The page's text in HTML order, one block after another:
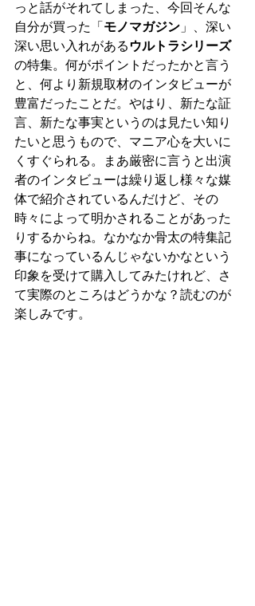
っと話がそれてしまった、今回そんな
自分が買った「 モノマガジン」、深い
深い思い入れがある ウルトラシリーズ
の特集。何がポイントだったかと言う
と、何より新規取材のインタビューが
豊富だったことだ。やはり、新たな証
言、新たな事実というのは見たい知り
たいと思うもので、マニア心を大いに
くすぐられる。まあ厳密に言うと出演
者のインタビューは繰り返し様々な媒
体で紹介されているんだけど、その
時々によって明かされることがあった
りするからね。なかなか骨太の特集記
事になっているんじゃないかなという
印象を受けて購入してみたけれど、さ
て実際のところはどうかな？読むのが
楽しみです。